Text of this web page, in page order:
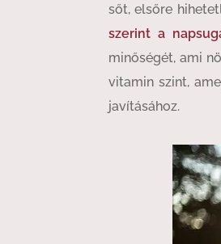
sőt, elsőre
szerint a
minőségét, ami
vitamin szint,
javításához.